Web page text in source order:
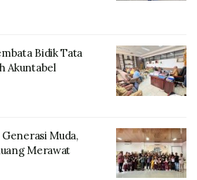
calon bupati dan wakil bupati
tou (bersatu) untuk membangun
lebih baik.
calon bupati dan wakil bupati
tou untuk membangun Lembata
Kanis
bahwa dirinya
Bidik Tata
Akuntabel
Muda,
Merawat